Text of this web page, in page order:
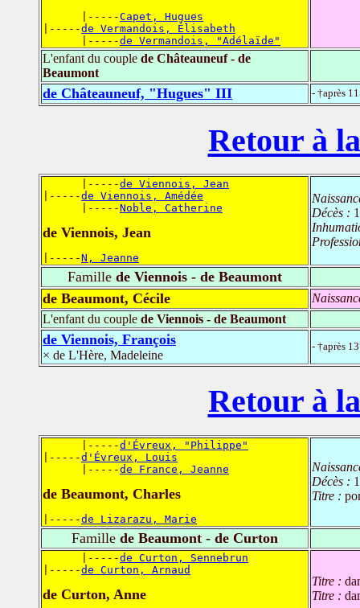
      |-----
Capet, Hugues
|-----de Vermandois, Élisabeth
      |-----
de Vermandois, "Adélaïde"
L'enfant du couple de Châteauneuf - de
Beaumont
de Châteauneuf, "Hugues" III - †après
Retour à
      |-----
de Viennois, Jean
|-----de Viennois, Amédée
      |-----
Noble, Catherine
de Viennois, Jean
|-----N, Jeanne
Décès :
Famille de Viennois - de Beaumont
de Beaumont, Cécile
L'enfant du couple de Viennois - de Beaumont
de Viennois, François
× de L'Hère, Madeleine
- †après
Retour à
      |-----
d'Évreux, "Philippe"
|-----d'Évreux, Louis
      |-----
de France, Jeanne
de Beaumont, Charles
|-----de Lizarazu, Marie
Décès :
Titre :
Famille de Beaumont - de Curton
      |-----
de Curton, Sennebrun
|-----de Curton, Arnaud
de Curton, Anne
Titre :
Titre :